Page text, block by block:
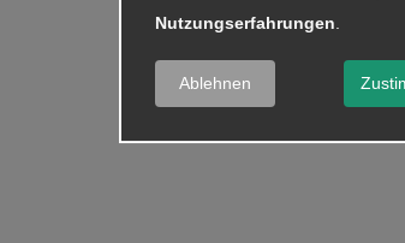
Nutzungserfahrungen
Ablehnen